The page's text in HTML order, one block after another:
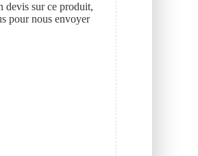
devis sur ce produit,
pour nous envoyer